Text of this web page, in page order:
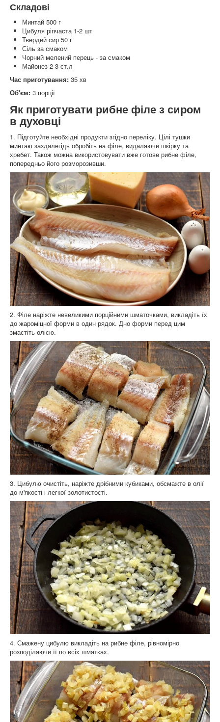
Складові
Минтай 500 г
Цибуля ріпчаста 1-2 шт
Твердий сир 50 г
Сіль за смаком
Чорний мелений перець - за смаком
Майонез 2-3 ст.л
Час приготування: 35 хв
Об'єм: 3 порції
Як приготувати рибне філе з сиром
в духовці
1. Підготуйте необхідні продукти згідно переліку. Цілі тушки
минтаю заздалегідь обробіть на філе, видаляючи шкірку та
хребет. Також можна використовувати вже готове рибне філе,
попередньо його розморозивши.
2. Філе наріжте невеликими порційними шматочками, викладіть їх
до жароміцної форми в один рядок. Дно форми перед цим
змастіть олією.
3. Цибулю очистіть, наріжте дрібними кубиками, обсмажте в олії
до м'якості і легкої золотистості.
4. Смажену цибулю викладіть на рибне філе, рівномірно
розподіляючи її по всіх шматках.